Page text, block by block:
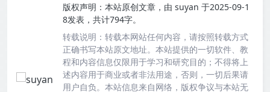
版权声明： 本站原创文章，由 suyan 于2025-09-1
8发表，共计794字。
转载说明： 转载本网站任何内容，请按照转载方式
正确书写本站原文地址。本站提供的一切软件、教
程和内容信息仅限用于学习和研究目的；不得将上
述内容用于商业或者非法用途，否则，一切后果请
用户自负。本站信息来自网络，版权争议与本站无